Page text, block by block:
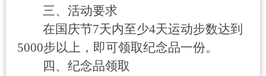
三、活动要求
在国庆节7天内至少4天运动步数达到
5000步以上，即可领取纪念品一份。
四、纪念品领取